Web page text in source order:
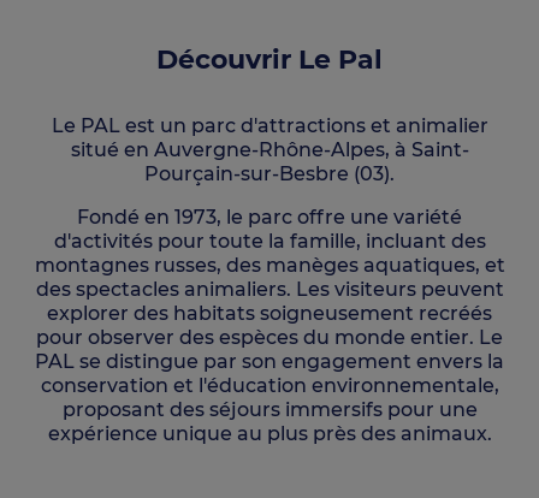
Découvrir Le Pal
Le PAL est un parc d'attractions et animalier
situé en Auvergne-Rhône-Alpes, à Saint-
Pourçain-sur-Besbre (03).
Fondé en 1973, le parc offre une variété
d'activités pour toute la famille, incluant des
montagnes russes, des manèges aquatiques, et
des spectacles animaliers. Les visiteurs peuvent
explorer des habitats soigneusement recréés
pour observer des espèces du monde entier. Le
PAL se distingue par son engagement envers la
conservation et l'éducation environnementale,
proposant des séjours immersifs pour une
expérience unique au plus près des animaux.